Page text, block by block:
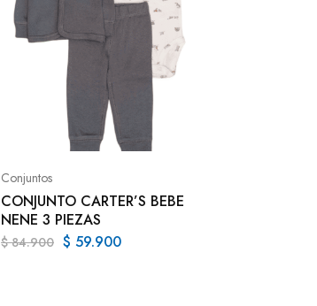
Conjuntos
CONJUNTO CARTER’S BEBE
NENE 3 PIEZAS
$84.900 $ 59.900